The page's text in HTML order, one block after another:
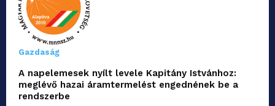
Gazdaság
A napelemesek nyílt levele Kapitány Istvánhoz:
meglévő hazai áramtermelést engednének be a
rendszerbe